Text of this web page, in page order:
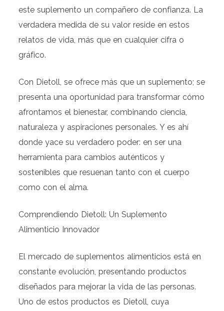
este suplemento un compañero de confianza. La
verdadera medida de su valor reside en estos
relatos de vida, más que en cualquier cifra o
gráfico.
Con Dietoll, se ofrece más que un suplemento; se
presenta una oportunidad para transformar cómo
afrontamos el bienestar, combinando ciencia,
naturaleza y aspiraciones personales. Y es ahí
donde yace su verdadero poder: en ser una
herramienta para cambios auténticos y
sostenibles que resuenan tanto con el cuerpo
como con el alma.
Comprendiendo Dietoll: Un Suplemento
Alimenticio Innovador
El mercado de suplementos alimenticios está en
constante evolución, presentando productos
diseñados para mejorar la vida de las personas.
Uno de estos productos es Dietoll, cuya